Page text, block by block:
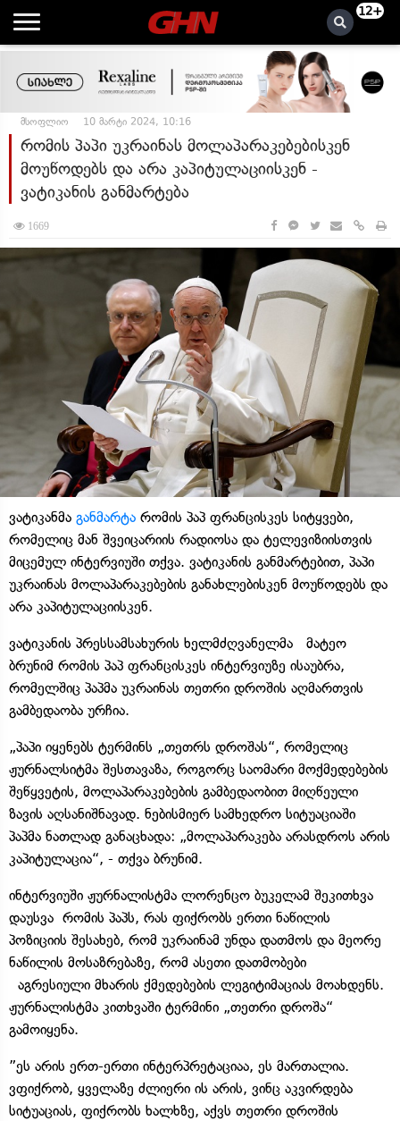
12+
მსოფლიო 10 მარტი 2024, 10:16
რომის პაპი უკრაინას მოლაპარაკებებისკენ
მოუწოდებს და არა კაპიტულაციისკენ -
ვატიკანის განმარტება
1669
ვატიკანმა განმარტა რომის პაპ ფრანცისკეს სიტყვები,
რომელიც მან შვეიცარიის რადიოსა და ტელევიზიისთვის
მიცემულ ინტერვიუში თქვა. ვატიკანის განმარტებით, პაპი
უკრაინას მოლაპარაკებების განახლებისკენ მოუწოდებს და
არა კაპიტულაციისკენ.
ვატიკანის პრესსამსახურის ხელმძღვანელმა მატეო
ბრუნიმ რომის პაპ ფრანცისკეს ინტერვიუზე ისაუბრა,
რომელშიც პაპმა უკრაინას თეთრი დროშის აღმართვის
გამბედაობა ურჩია.
„პაპი იყენებს ტერმინს „თეთრს დროშას“, რომელიც
ჟურნალსიტმა შესთავაზა, როგორც საომარი მოქმედებების
შეწყვეტის, მოლაპარაკებების გამბედაობით მიღწეული
ზავის აღსანიშნავად. ნებისმიერ სამხედრო სიტუაციაში
პაპმა ნათლად განაცხადა: „მოლაპარაკება არასდროს არის
კაპიტულაცია“, - თქვა ბრუნიმ.
ინტერვიუში ჟურნალისტმა ლორენცო ბუკელამ შეკითხვა
დაუსვა რომის პაპს, რას ფიქრობს ერთი ნაწილის
პოზიციის შესახებ, რომ უკრაინამ უნდა დათმოს და მეორე
ნაწილის მოსაზრებაზე, რომ ასეთი დათმობები
აგრესიული მხარის ქმედებების ლეგიტიმაციას მოახდენს.
ჟურნალისტმა კითხვაში ტერმინი „თეთრი დროშა“
გამოიყენა.
”ეს არის ერთ-ერთი ინტერპრეტაციაა, ეს მართალია.
ვფიქრობ, ყველაზე ძლიერი ის არის, ვინც აკვირდება
სიტუაციას, ფიქრობს ხალხზე, აქვს თეთრი დროშის